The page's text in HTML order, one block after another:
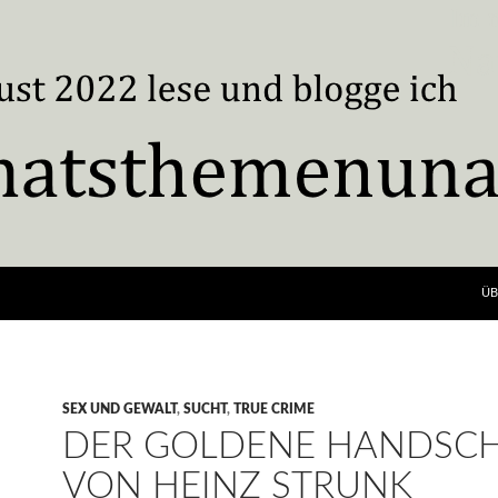
SEX UND GEWALT, SUCHT, TRUE CRIME
DER GOLDENE
VON HEINZ STRUNK